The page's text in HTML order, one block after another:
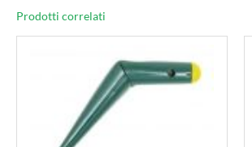
Prodotti correlati